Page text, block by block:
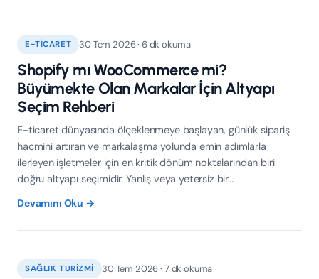
E-TICARET 30 Tem 2026 · 6 dk okuma
Shopify mı WooCommerce mi?
Büyümekte Olan Markalar İçin Altyapı
Seçim Rehberi
E-ticaret dünyasında ölçeklenmeye başlayan, günlük sipariş
hacmini artıran ve markalaşma yolunda emin adımlarla
ilerleyen işletmeler için en kritik dönüm noktalarından biri
doğru altyapı seçimidir. Yanlış veya yetersiz bir…
Devamını Oku →
SAĞLIK TURIZMI 30 Tem 2026 · 7 dk okuma